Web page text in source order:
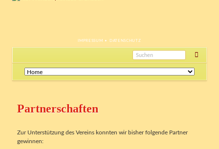
NAVIGATION
IMPRESSUM DATENSCHUTZ
Navigation
überspringen
Partnerschaften
Zur Unterstützung des Vereins konnten wir bisher folgende Partner
gewinnen: